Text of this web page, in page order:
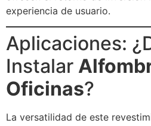
experiencia de usuario.
Aplicaciones:
Instalar
Oficinas?
La versatilidad de este